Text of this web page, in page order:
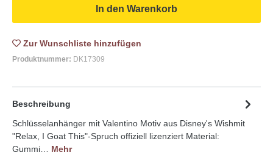
In den Warenkorb
Zur Wunschliste
Produktnummer: DK17309
Beschreibung
Schlüsselanhänger mit Valentino Motiv aus Disney's Wishmit
"Relax, I Goat This"-Spruch offiziell lizenziert Material:
Gummi… Mehr